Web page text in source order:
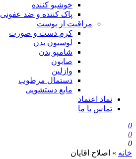
خوشبو کننده
پاک کننده و ضد عفونی
مراقبت از پوست
کرم دست و صورت
لوسیون بدن
شامپو بدن
صابون
وازلین
دستمال مرطوب
مایع دستشویی
نماد اعتماد
تماس با ما
0
0
0
خانه » اصلاح اقایان